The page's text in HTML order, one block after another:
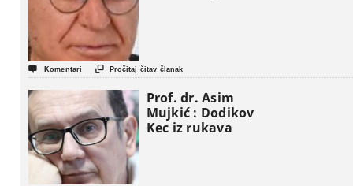
 Komentari  Pročitaj čitav članak
Prof. dr. Asim
Mujkić : Dodikov
Kec iz rukava